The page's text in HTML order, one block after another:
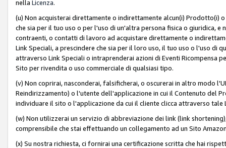
nella Licenza.
(u) Non acquisterai direttamente o indirettamente alcun(i) Prodotto(i)
che sia per il tuo uso o per l'uso di un'altra persona fisica o giuridica,
contraenti, o contatti di lavoro ad acquistare direttamente o
Link Speciali, a prescindere che sia per il loro uso, il tuo uso o l'uso di
attraverso Link Speciali o intraprenderai azioni di Eventi
Sito per rivendita o uso commerciale di qualsiasi tipo.
(v) Non coprirai, nasconderai, falsificherai, o oscurerai in altro modo
Reindirizzamento) o l'utente dell'applicazione in cui il Contenuto del
individuare il sito o l'applicazione da cui il cliente clicca attraverso tale
(w) Non utilizzerai un servizio di abbreviazione dei link (link
comprensibile che stai effettuando un collegamento ad un Sito
(x) Su nostra richiesta, ci fornirai una certificazione scritta che hai